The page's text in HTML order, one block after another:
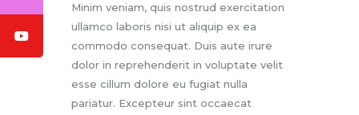
Minim veniam, quis nostrud exercitation
ullamco laboris nisi ut aliquip ex ea
commodo consequat. Duis aute irure
dolor in reprehenderit in voluptate velit
esse cillum dolore eu fugiat nulla
pariatur. Excepteur sint occaecat